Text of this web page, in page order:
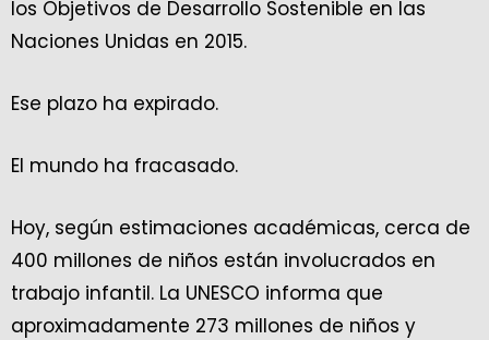
los Objetivos de Desarrollo Sostenible en las
Naciones Unidas en 2015.
Ese plazo ha expirado.
El mundo ha fracasado.
Hoy, según estimaciones académicas, cerca de
400 millones de niños están involucrados en
trabajo infantil. La UNESCO informa que
aproximadamente 273 millones de niños y